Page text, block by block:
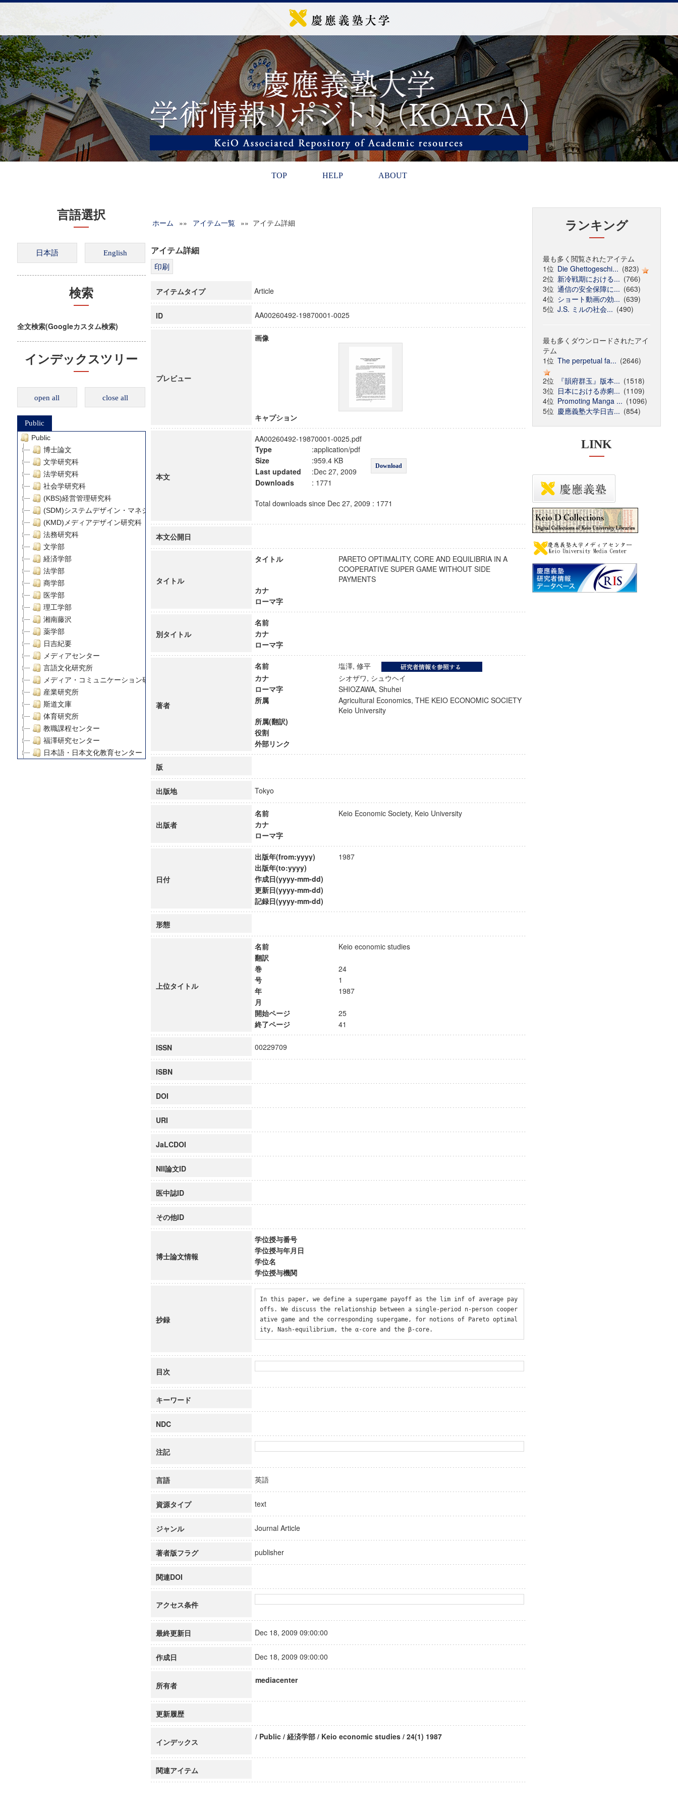
TOP HELP ABOUT
言語選択
検索
全文検索(Googleカスタム検索)
インデックスツリー
open all close all
Public
Public
博士論文
文学研究科
法学研究科
社会学研究科
(KBS)経営管理研究科
(SDM)システムデザイン・マネジメント研究科
(KMD)メディアデザイン研究科
法務研究科
文学部
経済学部
法学部
商学部
医学部
理工学部
湘南藤沢
薬学部
日吉紀要
メディアセンター
言語文化研究所
メディア・コミュニケーション研究所
産業研究所
斯道文庫
体育研究所
教職課程センター
福澤研究センター
日本語・日本文化教育センター
デジタルメディア・コンテンツ統合研究センター
グローバルリサーチインスティテュート
慶應義塾大学グローバルCOEプログラム論理と感性の先端的教育研究拠点
博士課程教育リーディングプログラム「超成熟社会発展のサイエンス」
ホーム »» アイテム一覧 »» アイテム詳細
アイテム詳細
アイテムタイプ Article
ID AA00260492-19870001-0025
プレビュー
画像
キャプション
本文
AA00260492-19870001-0025.pdf
Type
:application/pdf
Download
Size
:959.4 KB
Last updated
:Dec 27, 2009
Downloads
: 1771
Total downloads since Dec 27, 2009 : 1771
本文公開日
タイトル
タイトル
PARETO OPTIMALITY, CORE AND EQUILIBRIA IN A
COOPERATIVE SUPER GAME WITHOUT SIDE
PAYMENTS
カナ
ローマ字
別タイトル
名前
カナ
ローマ字
著者
名前
塩澤, 修平
カナ
シオザワ, シュウヘイ
ローマ字
SHIOZAWA, Shuhei
所属
Agricultural Economics, THE KEIO ECONOMIC SOCIETY
Keio University
所属(翻訳)
役割
外部リンク
版
出版地 Tokyo
出版者
名前
Keio Economic Society, Keio University
カナ
ローマ字
日付
出版年(from:yyyy)
1987
出版年(to:yyyy)
作成日(yyyy-mm-dd)
更新日(yyyy-mm-dd)
記録日(yyyy-mm-dd)
形態
上位タイトル
名前
Keio economic studies
翻訳
巻
24
号
1
年
1987
月
開始ページ
25
終了ページ
41
ISSN 00229709
ISBN
DOI
URI
JaLCDOI
NII論文ID
医中誌ID
その他ID
博士論文情報
学位授与番号
学位授与年月日
学位名
学位授与機関
抄録
In this paper, we define a supergame payoff as the lim inf of average pay
offs. We discuss the relationship between a single-period n-person cooper
ative game and the corresponding supergame, for notions of Pareto optimal
ity, Nash-equilibrium, the α-core and the β-core.
目次
キーワード
NDC
注記
言語 英語
資源タイプ text
ジャンル Journal Article
著者版フラグ publisher
関連DOI
アクセス条件
最終更新日 Dec 18, 2009 09:00:00
作成日 Dec 18, 2009 09:00:00
所有者
mediacenter
更新履歴
インデックス
/ Public / 経済学部 / Keio economic studies / 24(1) 1987
関連アイテム
ランキング
最も多く閲覧されたアイテム
1位 Die Ghettogeschi... (823)
2位 新冷戦期における... (766)
3位 通信の安全保障に... (663)
4位 ショート動画の効... (639)
5位 J.S. ミルの社会... (490)
最も多くダウンロードされたアイ
テム
1位 The perpetual fa... (2646)
2位
『韻府群玉』版本... (1518)
3位 日本における赤痢... (1109)
4位 Promoting Manga ... (1096)
5位 慶應義塾大学日吉... (854)
LINK